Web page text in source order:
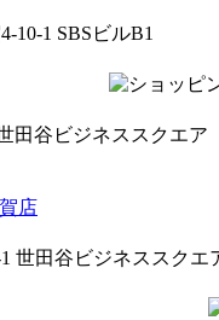
10-1 SBSビルB1
田谷ビジネススクエ
店
世田谷ビジネススクエ